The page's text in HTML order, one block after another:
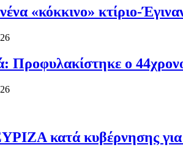
«κόκκινο» κτίριο-
Προφυλακίστηκε ο
κατά κυβέρνησης για